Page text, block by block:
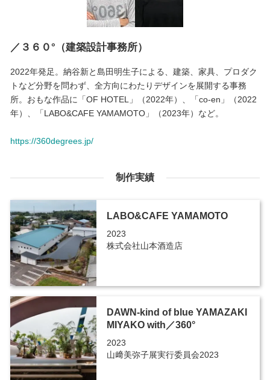
／３６０°（建築設計事務所）
2022年発足。納谷新と島田明生子による、建築、家具、プロダク
トなど分野を問わず、全方向にわたりデザインを展開する事務
所。おもな作品に「OF HOTEL」（2022年）、「co-en」（2022
年）、「LABO&CAFE YAMAMOTO」（2023年）など。
https://360degrees.jp/
制作実績
LABO&CAFE YAMAMOTO
2023
株式会社山本酒造店
DAWN-kind of blue YAMAZAKI
MIYAKO with／360°
2023
山﨑美弥子展実行委員会2023